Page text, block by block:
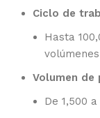
Ciclo de
Hasta
Volumen de
De 1,500